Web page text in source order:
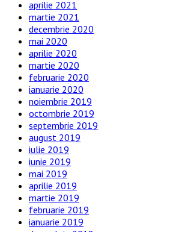
aprilie 2021
martie 2021
decembrie 2020
mai 2020
aprilie 2020
martie 2020
februarie 2020
ianuarie 2020
noiembrie 2019
octombrie 2019
septembrie 2019
august 2019
iulie 2019
iunie 2019
mai 2019
aprilie 2019
martie 2019
februarie 2019
ianuarie 2019